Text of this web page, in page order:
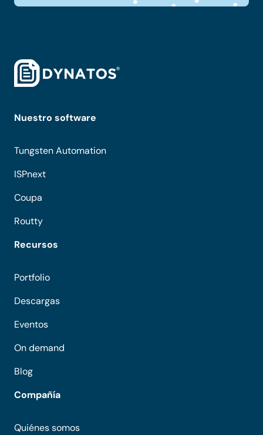
Nuestro software
Tungsten Automation
ISPnext
Coupa
Routty
Recursos
Portfolio
Descargas
Eventos
On demand
Blog
Compañía
Quiénes somos